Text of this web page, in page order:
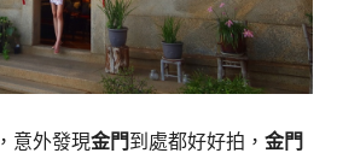
，意外發現金門到處都好好拍， 金門